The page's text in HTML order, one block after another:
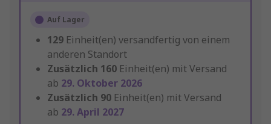
Auf Lager
129 Einheit(en) versandfertig von einem
anderen Standort
Zusätzlich 160 Einheit(en) mit Versand
ab 29. Oktober 2026
Zusätzlich 90 Einheit(en) mit Versand
ab 29. April 2027